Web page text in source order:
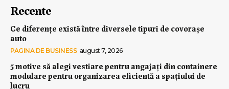
Recente
Ce diferențe există între diversele tipuri de covorașe
auto
PAGINA DE BUSINESS august 7, 2026
5 motive să alegi vestiare pentru angajați din containere
modulare pentru organizarea eficientă a spațiului de
lucru